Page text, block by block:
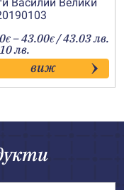
€ –43.00€Price
range:
22.00€
through
43.00€
/ 43.03 лв.
лв.
виж